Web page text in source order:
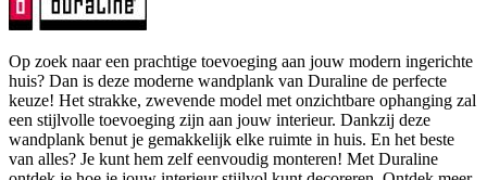
Op zoek naar een prachtige toevoeging aan jouw modern ingerichte
huis? Dan is deze moderne wandplank van Duraline de perfecte
keuze! Het strakke, zwevende model met onzichtbare ophanging zal
een stijlvolle toevoeging zijn aan jouw interieur. Dankzij deze
wandplank benut je gemakkelijk elke ruimte in huis. En het beste
van alles? Je kunt hem zelf eenvoudig monteren! Met Duraline